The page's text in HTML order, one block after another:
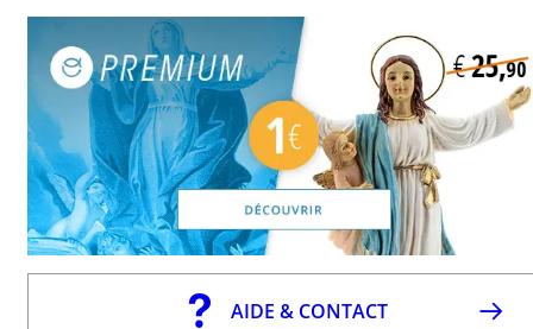
AIDE & CONTACT